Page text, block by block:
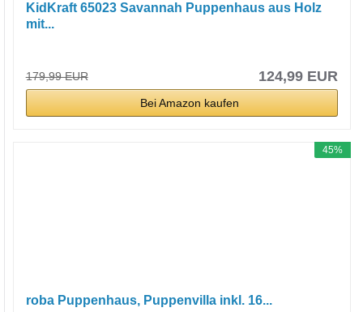
KidKraft 65023 Savannah Puppenhaus aus Holz
mit...
179,99 EUR 124,99 EUR
Bei Amazon kaufen
45%
roba Puppenhaus, Puppenvilla inkl. 16...